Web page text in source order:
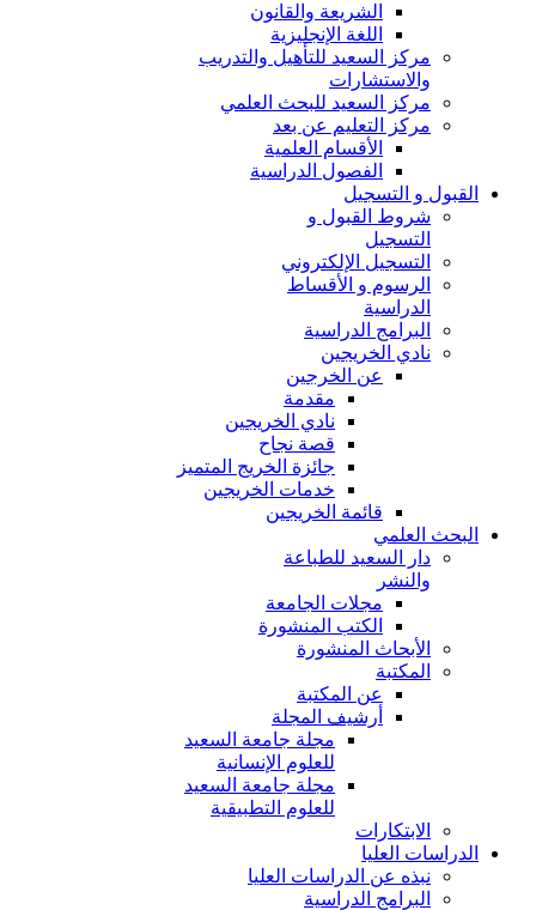
الشريعة والقانون
اللغة الإنجليزية
مركز السعيد للتأهيل والتدريب
والاستشارات
مركز السعيد للبحث العلمي
مركز التعليم عن بعد
الأقسام العلمية
الفصول الدراسية
القبول و التسجيل
شروط القبول و
التسجيل
التسجيل الإلكتروني
الرسوم و الأقساط
الدراسية
البرامج الدراسية
نادي الخريجين
عن الخرجين
مقدمة
نادي الخريجين
قصة نجاح
جائزة الخريج المتميز
خدمات الخريجين
قائمة الخريجين
البحث العلمي
دار السعيد للطباعة
والنشر
مجلات الجامعة
الكتب المنشورة
الأبحاث المنشورة
المكتبة
عن المكتبة
أرشيف المجلة
مجلة جامعة السعيد
للعلوم الإنسانية
مجلة جامعة السعيد
للعلوم التطبيقية
الابتكارات
الدراسات العليا
نبذه عن الدراسات العليا
البرامج الدراسية